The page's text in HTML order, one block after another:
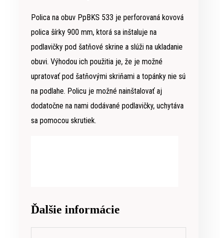
Polica na obuv PpBKS 533 je perforovaná kovová
polica šírky 900 mm, ktorá sa inštaluje na
podlavičky pod šatňové skrine a slúži na ukladanie
obuvi. Výhodou ich použitia je, že je možné
upratovať pod šatňovými skriňami a topánky nie sú
na podlahe. Policu je možné nainštalovať aj
dodatočne na nami dodávané podlavičky, uchytáva
sa pomocou skrutiek.
Ďalšie informácie